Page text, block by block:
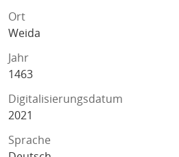
Ort
Weida
Jahr
1463
Digitalisierungsdatum
2021
Sprache